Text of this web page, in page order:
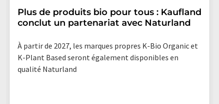
Plus de produits bio pour tous : Kaufland
conclut un partenariat avec Naturland
À partir de 2027, les marques propres K-Bio Organic et
K-Plant Based seront également disponibles en
qualité Naturland